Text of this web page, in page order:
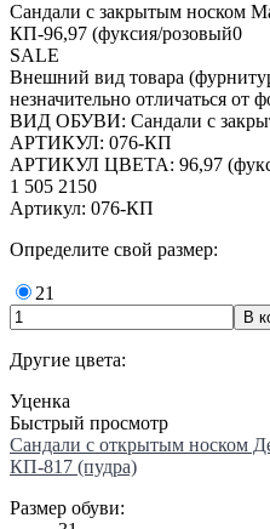
Сандали с закрытым носком
КП-96,97 (фуксия/розовый0
SALE
Внешний вид товара
незначительно отличаться от
ВИД ОБУВИ: Сандали с
АРТИКУЛ: 076-КП
АРТИКУЛ ЦВЕТА: 96,97
1 505 2150
Артикул: 076-КП
Определите свой размер:
21
Другие цвета:
Уценка
Быстрый просмотр
Сандали с открытым носком
КП-817 (пудра)
Размер обуви: